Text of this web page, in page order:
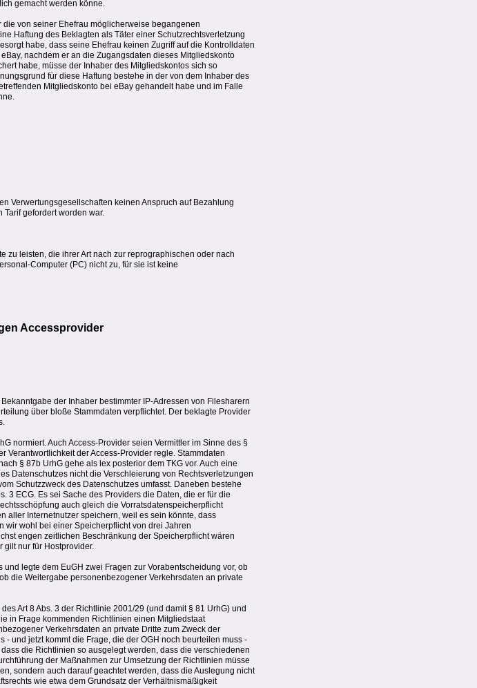
gemacht werden könne.
die von seiner Ehefrau möglicherweise begangenen
Haftung des Beklagten als Täter einer Schutzrechtsverletzung
habe, dass seine Ehefrau keinen Zugriff auf die Kontrolldaten
nachdem er an die Zugangsdaten dieses Mitgliedskonto
habe, müsse der Inhaber des Mitgliedskontos sich so
für diese Haftung bestehe in der von dem Inhaber des
Mitgliedskonto bei eBay gehandelt habe und im Falle
Verwertungsgesellschaften keinen Anspruch auf Bezahlung
gefordert worden war.
zu leisten, die ihrer Art nach zur reprographischen oder nach
Computer (PC) nicht zu, für sie ist keine
Accessprovider
der Inhaber bestimmter IP-Adressen von Filesharern
über bloße Stammdaten verpflichtet. Der beklagte Provider
normiert. Auch Access-Provider seien Vermittler im Sinne des §
Verantwortlichkeit der Access-Provider regle. Stammdaten
§ 87b UrhG gehe als lex posterior dem TKG vor. Auch eine
Datenschutzes nicht die Verschleierung von Rechtsverletzungen
Schutzzweck des Datenschutzes umfasst. Daneben bestehe
3 ECG. Es sei Sache des Providers die Daten, die er für die
auch gleich die Vorratsdatenspeicherpflicht
aller Internetnutzer speichern, weil es sein könnte, dass
wir wohl bei einer Speicherpflicht von drei Jahren
engen zeitlichen Beschränkung der Speicherpflicht wären
gilt nur für Hostprovider.
legte dem EuGH zwei Fragen zur Vorabentscheidung vor, ob
die Weitergabe personenbezogener Verkehrsdaten an private
Art 8 Abs. 3 der Richtlinie 2001/29 (und damit § 81 UrhG) und
in Frage kommenden Richtlinien einen Mitgliedstaat
Verkehrsdaten an private Dritte zum Zweck der
und jetzt kommt die Frage, die der OGH noch beurteilen muss -
die Richtlinien so ausgelegt werden, dass die verschiedenen
der Maßnahmen zur Umsetzung der Richtlinien müsse
sondern auch darauf geachtet werden, dass die Auslegung nicht
wie etwa dem Grundsatz der Verhältnismäßigkeit